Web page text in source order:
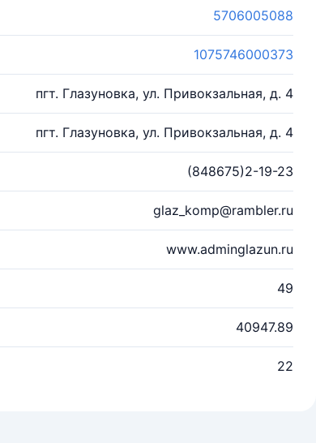
5706005088
1075746000373
пгт. Глазуновка, ул. Привокзальная, д. 4
пгт. Глазуновка, ул. Привокзальная, д. 4
(848675)2-19-23
glaz_komp@rambler.ru
www.adminglazun.ru
49
40947.89
22